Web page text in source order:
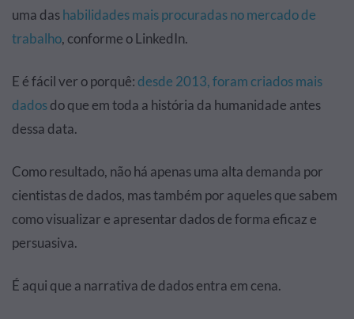
uma dashabilidades mais procuradas no mercado de
trabalho, conforme o LinkedIn.
E é fácil ver o porquê:desde 2013, foram criados mais
dadosdo que em toda a história da humanidade antes
dessa data.
Como resultado, não há apenas uma alta demanda por
cientistas de dados, mas também por aqueles que sabem
como visualizar e apresentar dados de forma eficaz e
persuasiva.
É aqui que a narrativa de dados entra em cena.